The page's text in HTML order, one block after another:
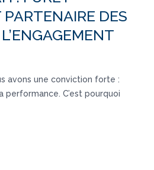
DES
avons une conviction forte :
C’est pourquoi